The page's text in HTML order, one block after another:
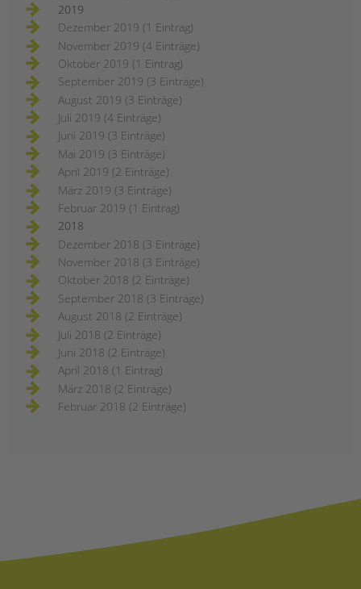
2019
Dezember 2019 (1 Eintrag)
November 2019 (4 Einträge)
Oktober 2019 (1 Eintrag)
September 2019 (3 Einträge)
August 2019 (3 Einträge)
Juli 2019 (4 Einträge)
Juni 2019 (3 Einträge)
Mai 2019 (3 Einträge)
April 2019 (2 Einträge)
März 2019 (3 Einträge)
Februar 2019 (1 Eintrag)
2018
Dezember 2018 (3 Einträge)
November 2018 (3 Einträge)
Oktober 2018 (2 Einträge)
September 2018 (3 Einträge)
August 2018 (2 Einträge)
Juli 2018 (2 Einträge)
Juni 2018 (2 Einträge)
April 2018 (1 Eintrag)
März 2018 (2 Einträge)
Februar 2018 (2 Einträge)